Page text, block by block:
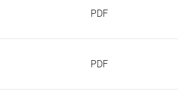
PDF
PDF